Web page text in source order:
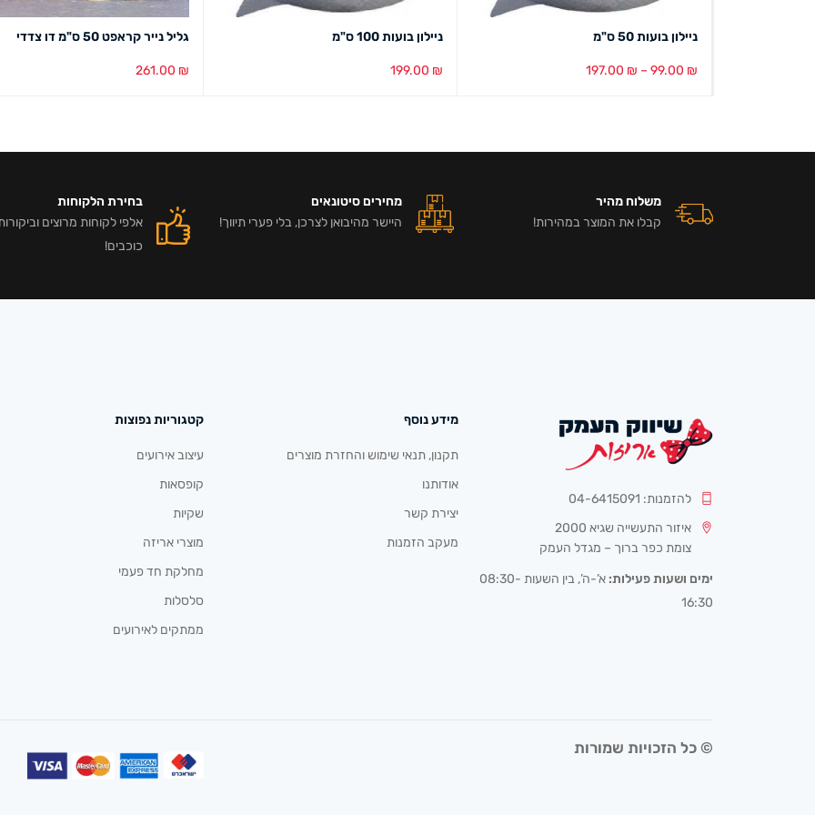
ניילון בועות 50 ס"מ
99.00 ₪
–
197.00 ₪
ניילון בועות 100 ס"מ
199.00 ₪
גליל נייר קראפט 50 ס"מ דו צדדי
261.00 ₪
משלוח מהיר
קבלו את המוצר במהירות!
מחירים סיטונאים
היישר מהיבואן לצרכן, בלי פערי תיווך!
בחירת הלקוחות
כוכבים!
להזמנות: 04-6415091
איזור התעשייה שגיא 2000
צומת כפר ברוך – מגדל העמק
ימים ושעות פעילות:
א’-ה’, בין השעות 08:30-
16:30
מידע נוסף
תקנון, תנאי שימוש והחזרת מוצרים
אודותנו
יצירת קשר
מעקב הזמנות
קטגוריות נפוצות
עיצוב אירועים
קופסאות
שקיות
מוצרי אריזה
מחלקת חד פעמי
סלסלות
ממתקים לאירועים
© כל הזכויות שמורות